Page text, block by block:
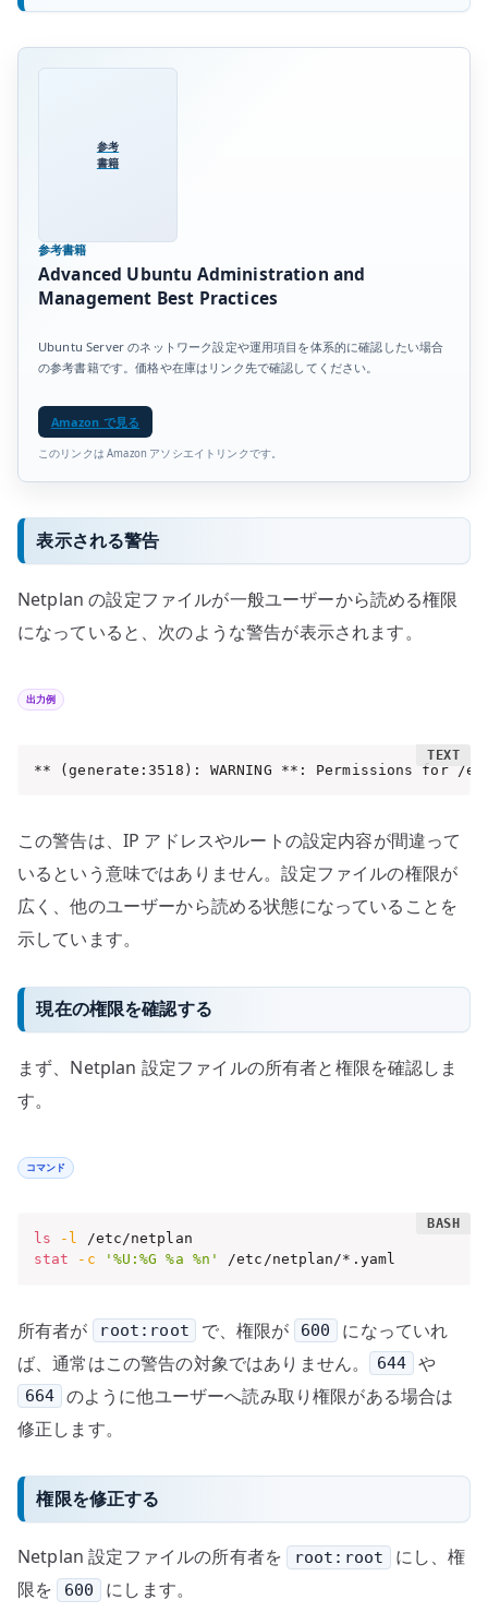
参考
書籍
参考書籍
Advanced Ubuntu Administration and
Management Best Practices
Ubuntu Server のネットワーク設定や運用項目を体系的に確認したい場合
の参考書籍です。価格や在庫はリンク先で確認してください。
Amazon で見る
このリンクは Amazon アソシエイトリンクです。
表示される警告
Netplan の設定ファイルが一般ユーザーから読める権限
になっていると、次のような警告が表示されます。
出力例
** (generate:3518): WARNING **: Permissions for /
この警告は、IP アドレスやルートの設定内容が間違って
いるという意味ではありません。設定ファイルの権限が
広く、他のユーザーから読める状態になっていることを
示しています。
現在の権限を確認する
まず、Netplan 設定ファイルの所有者と権限を確認しま
す。
コマンド
ls -l
stat
-c '%U:%G %a %n' /etc/netplan/*.yaml
所有者が root:root で、権限が 600
になっていれ
ば、通常はこの警告の対象ではありません。
644 や
664
のように他ユーザーへ読み取り権限がある場合は
修正します。
権限を修正する
Netplan 設定ファイルの所有者を root:root
にし、権
限を
600 にします。